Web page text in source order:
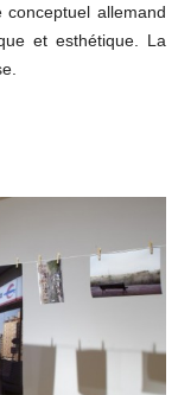
conceptuel allemand
et esthétique. La